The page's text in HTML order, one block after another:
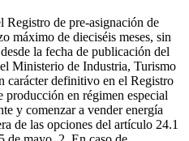
Registro de pre-asignación de
máximo de dieciséis meses, sin
la fecha de publicación del
Ministerio de Industria, Turismo
carácter definitivo en el Registro
producción en régimen especial
y comenzar a vender energía
de las opciones del artículo 24.1